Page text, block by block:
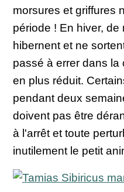
morsures et griffures
période ! En hiver,
hibernent et ne
passé à errer dans
en plus réduit.
pendant deux
doivent pas être
à l'arrêt et toute
inutilement le petit